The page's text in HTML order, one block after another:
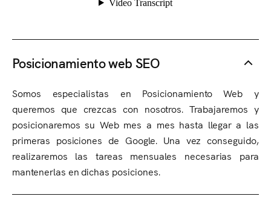
Posicionamiento web SEO
Somos especialistas en Posicionamiento Web y
queremos que crezcas con nosotros. Trabajaremos y
posicionaremos su Web mes a mes hasta llegar a las
primeras posiciones de Google. Una vez conseguido,
realizaremos las tareas mensuales necesarias para
mantenerlas en dichas posiciones.